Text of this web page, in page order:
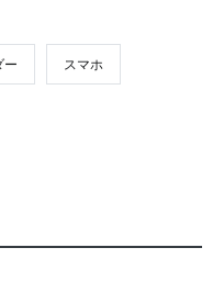
ー スマホ